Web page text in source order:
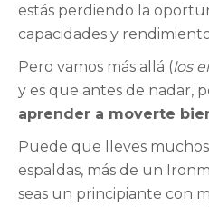
estás perdiendo la
capacidades y
Pero vamos más allá (los
y es que antes de nadar,
aprender a moverte
Puede que lleves
espaldas, más de un
seas un principiante con